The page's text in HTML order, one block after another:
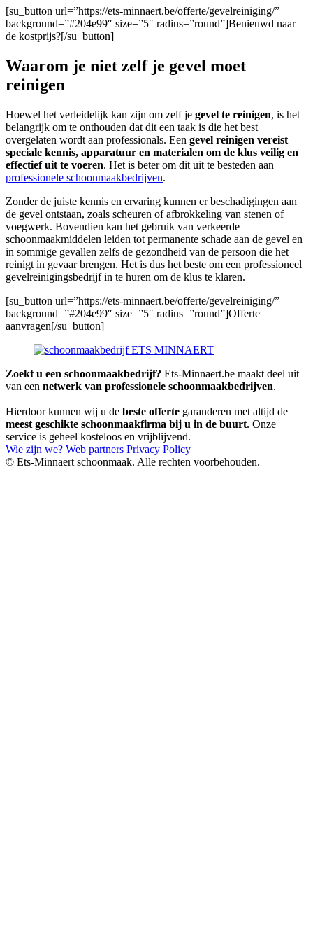
[su_button url=”https://ets-minnaert.be/offerte/gevelreiniging/”
background=”#204e99″ size=”5″ radius=”round”]Benieuwd naar
de kostprijs?[/su_button]
Waarom je niet zelf je gevel moet
reinigen
Hoewel het verleidelijk kan zijn om zelf je gevel te reinigen, is het
belangrijk om te onthouden dat dit een taak is die het best
overgelaten wordt aan professionals. Een gevel reinigen vereist
speciale kennis, apparatuur en materialen om de klus veilig en
effectief uit te voeren. Het is beter om dit uit te besteden aan
professionele schoonmaakbedrijven.
Zonder de juiste kennis en ervaring kunnen er beschadigingen aan
de gevel ontstaan, zoals scheuren of afbrokkeling van stenen of
voegwerk. Bovendien kan het gebruik van verkeerde
schoonmaakmiddelen leiden tot permanente schade aan de gevel en
in sommige gevallen zelfs de gezondheid van de persoon die het
reinigt in gevaar brengen. Het is dus het beste om een professioneel
gevelreinigingsbedrijf in te huren om de klus te klaren.
[su_button url=”https://ets-minnaert.be/offerte/gevelreiniging/”
background=”#204e99″ size=”5″ radius=”round”]Offerte
aanvragen[/su_button]
Zoekt u een schoonmaakbedrijf? Ets-Minnaert.be maakt deel uit
van een netwerk van professionele schoonmaakbedrijven.
Hierdoor kunnen wij u de beste offerte garanderen met altijd de
meest geschikte schoonmaakfirma bij u in de buurt. Onze
service is geheel kosteloos en vrijblijvend.
Wie zijn we? Web partners Privacy Policy
© Ets-Minnaert schoonmaak. Alle rechten voorbehouden.